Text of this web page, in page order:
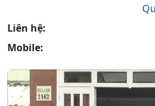
Liên hệ:
Mobile: